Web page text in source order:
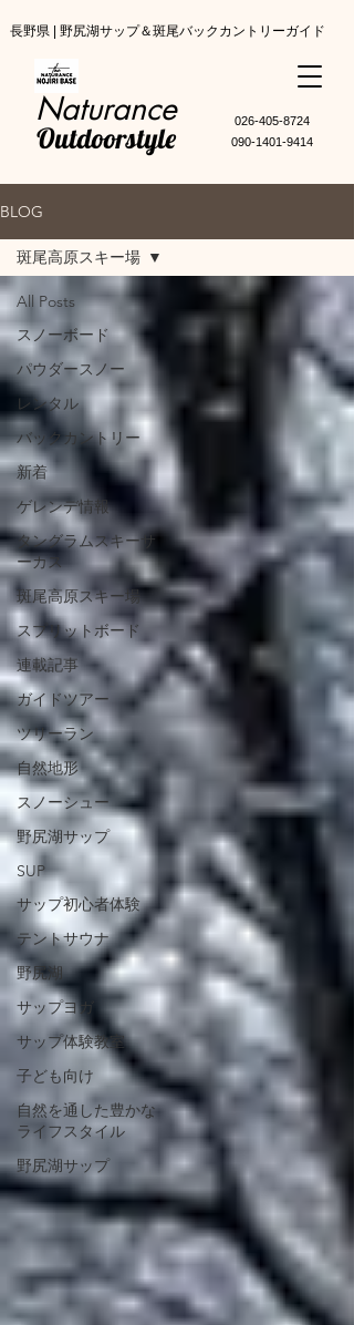
長野県 | 野尻湖サップ＆斑尾バックカントリーガイド
Naturance
Outdoorstyle
​026-405-8724
090-1401-9414
BLOG
All Posts
スノーボード
パウダースノー
レンタル
バックカントリー
新着
ゲレンデ情報
タングラムスキーサ
ーカス
斑尾高原スキー場
スプリットボード
連載記事
ガイドツアー
ツリーラン
自然地形
スノーシュー
野尻湖サップ
SUP
サップ初心者体験
テントサウナ
野尻湖
サップヨガ
サップ体験教室
子ども向け
自然を通した豊かな
ライフスタイル
野尻湖サップ
斑尾高原スキー場